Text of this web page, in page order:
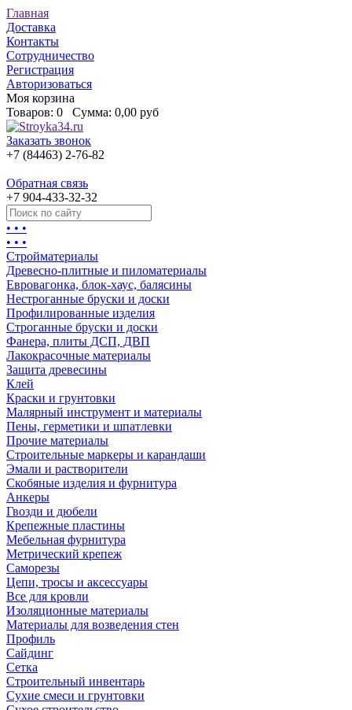
Главная
Доставка
Контакты
Сотрудничество
Регистрация
Авторизоваться
Моя корзина
Товаров: 0 Сумма: 0,00 руб
Заказать звонок
+7 (84463) 2-76-82
Обратная связь
+7 904-433-32-32
• • •
• • •
Стройматериалы
Древесно-плитные и пиломатериалы
Евровагонка, блок-хаус, балясины
Нестроганные бруски и доски
Профилированные изделия
Строганные бруски и доски
Фанера, плиты ДСП, ДВП
Лакокрасочные материалы
Защита древесины
Клей
Краски и грунтовки
Малярный инструмент и материалы
Пены, герметики и шпатлевки
Прочие материалы
Строительные маркеры и карандаши
Эмали и растворители
Скобяные изделия и фурнитура
Анкеры
Гвозди и дюбели
Крепежные пластины
Мебельная фурнитура
Метрический крепеж
Саморезы
Цепи, тросы и аксессуары
Все для кровли
Изоляционные материалы
Материалы для возведения стен
Профиль
Сайдинг
Сетка
Строительный инвентарь
Сухие смеси и грунтовки